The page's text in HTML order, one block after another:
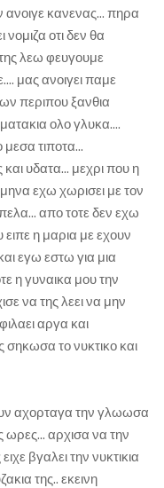
ανοιγε κανενας... πηρα
οτι δεν θα
λεω φευγουμε
μας ανοιγει παμε
περιπου ξανθια
ολο γλυκα....
τιποτα...
υδατα... μεχρι που η
μηνα εχω χωρισει με τον
απο τοτε δεν εχω
η μαρια με εχουν
εγω εστω για μια
η γυναικα μου την
να της λεει να μην
αργα και
σηκωσα το νυκτικο και
αχορταγα την γλωωσα
ωρες... αρχισα να την
βγαλει την νυκτικια
της.. εκεινη